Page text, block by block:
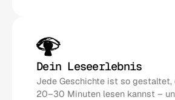
Dein Leseerlebnis
Jede Geschichte ist so gestaltet,
20–30 Minuten lesen kannst –